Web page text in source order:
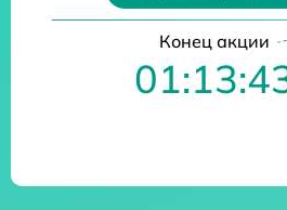
Конец акции